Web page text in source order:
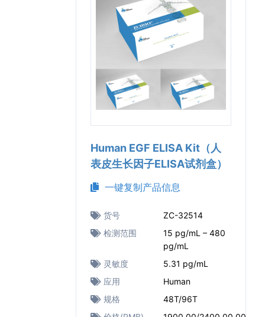
Human EGF ELISA Kit（人
表皮生长因子ELISA试剂盒）
一键复制产品信息
货号
ZC-32514
检测范围
15 pg/mL – 480
pg/mL
灵敏度
5.31 pg/mL
应用
Human
规格
48T/96T